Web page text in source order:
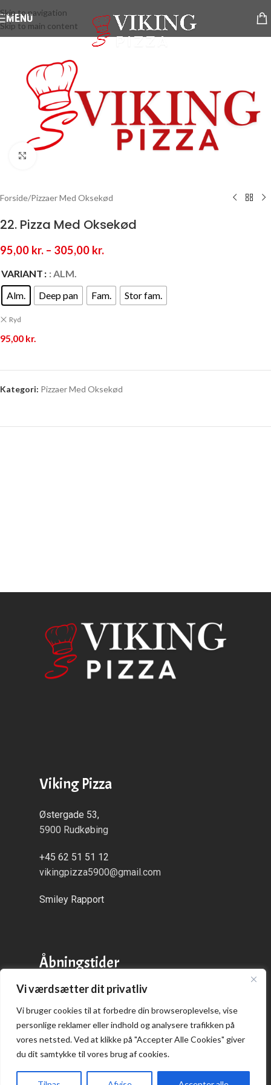
Vi værdsætter dit privatliv
Vi bruger cookies til at forbedre din browseroplevelse, vise
personlige reklamer eller indhold og analysere trafikken på
vores netsted. Ved at klikke på "Accepter Alle Cookies" giver
du dit samtykke til vores brug af cookies.
Skip to navigation
Skip to main content
MENU
Forside/Pizzaer Med Oksekød
22. Pizza Med Oksekød
95,00 kr. – 305,00 kr.
VARIANT
: ALM.
Alm.
Deep pan Fam. Stor fam.
Ryd
95,00 kr.
Kategori: Pizzaer Med Oksekød
Viking Pizza
Østergade 53,
5900 Rudkøbing
+45 62 51 51 12
vikingpizza5900@gmail.com
Smiley Rapport
Åbningstider
Alle dage:
kl. 16:00 - 21:00
Praktisk